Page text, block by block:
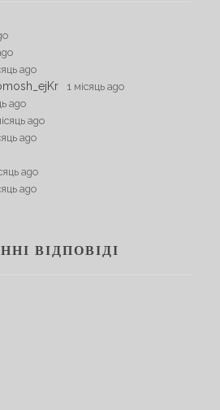
ago
1 місяць ago
ago
ago
ago
ago
ago
ВІДПОВІДІ